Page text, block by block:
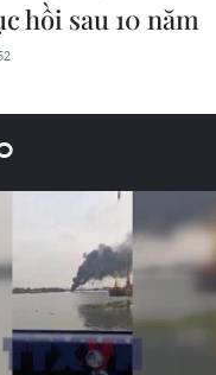
hồi sau 10 năm